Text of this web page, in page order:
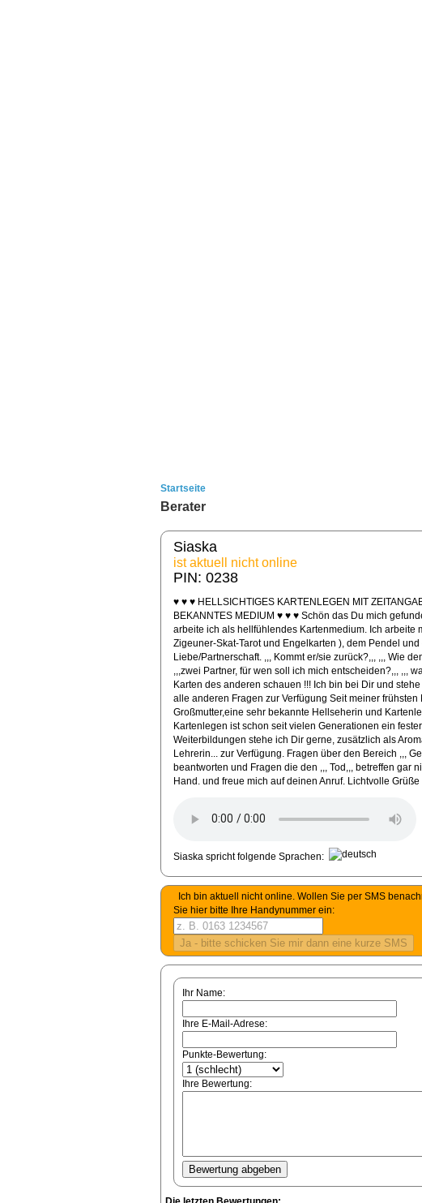
Startseite
Berater
Siaska
ist aktuell nicht online
PIN: 0238
♥ ♥ ♥ HELLSICHTIGES KARTENLEGEN MIT
BEKANNTES MEDIUM ♥ ♥ ♥ Schön das Du mich
arbeite ich als hellfühlendes Kartenmedium. Ich
Zigeuner-Skat-Tarot und Engelkarten ), dem Pendel
Liebe/Partnerschaft. ,,, Kommt er/sie zurück?,,, ,,, Wie
,,,zwei Partner, für wen soll ich mich entscheiden?,,, ,,,
Karten des anderen schauen !!! Ich bin bei Dir und
alle anderen Fragen zur Verfügung Seit meiner
Großmutter,eine sehr bekannte Hellseherin und
Kartenlegen ist schon seit vielen Generationen ein
Weiterbildungen stehe ich Dir gerne, zusätzlich als
Lehrerin... zur Verfügung. Fragen über den Bereich ,,,
beantworten und Fragen die den ,,, Tod,,, betreffen gar
Hand. und freue mich auf deinen Anruf. Lichtvolle Grüße
Siaska spricht folgende Sprachen:
Ich bin aktuell nicht online. Wollen Sie per SMS
Sie hier bitte Ihre Handynummer ein:
Ihr Name:
Ihre E-Mail-Adrese:
Punkte-Bewertung:
Ihre Bewertung: